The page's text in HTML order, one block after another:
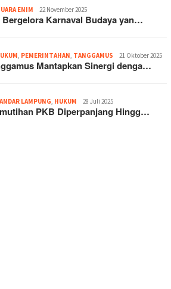
ENIM 22 November 2025
Bergelora Karnaval Budaya yan…
, PEMERINTAHAN, TANGGAMUS 21 Oktober 2025
Mantapkan Sinergi denga…
LAMPUNG, HUKUM 28 Juli 2025
PKB Diperpanjang Hingg…